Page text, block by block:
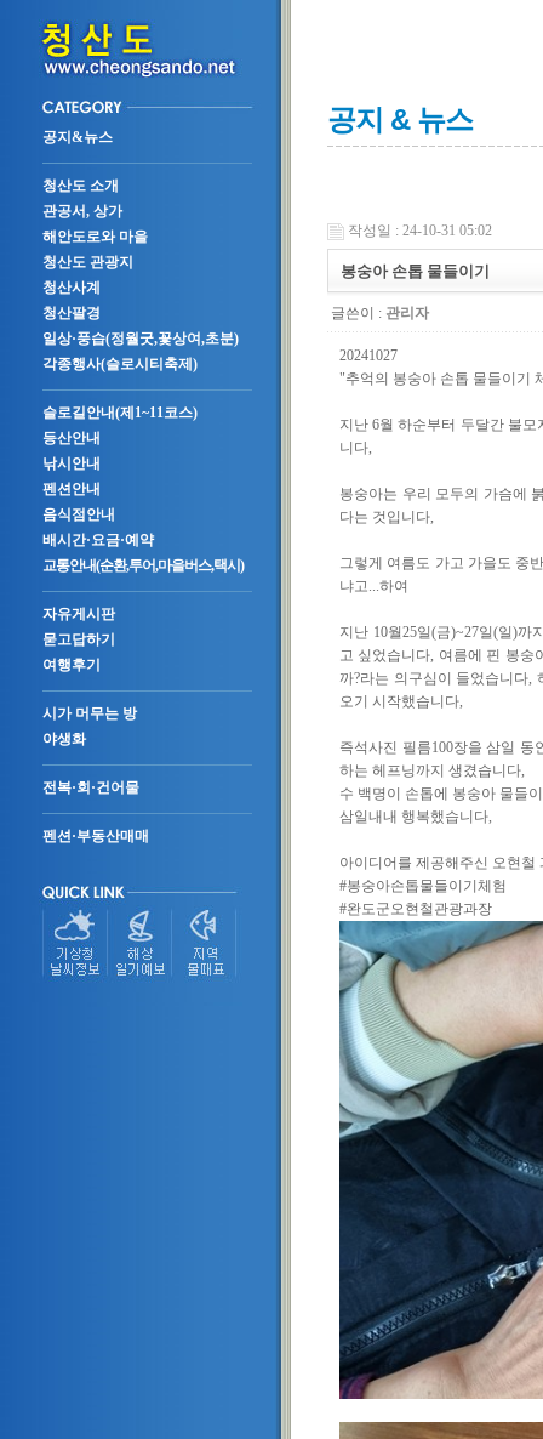
공지&뉴스
청산도 소개
관공서, 상가
해안도로와 마을
청산도 관광지
청산사계
청산팔경
일상·풍습(정월굿,꽃상여,초분)
각종행사(슬로시티축제)
슬로길안내(제1~11코스)
등산안내
낚시안내
펜션안내
음식점안내
배시간·요금·예약
교통안내(순환,투어,마을버스,택시)
자유게시판
묻고답하기
여행후기
시가 머무는 방
야생화
전복·회·건어물
펜션·부동산매매
공지 & 뉴스
작성일 : 24-10-31 05:02
봉숭아 손톱 물들이기
글쓴이 : 관리자
20241027
"추억의 봉숭아 손톱 물들이기
지난 6월 하순부터 두달간 불
니다,
봉숭아는 우리 모두의 가슴에
다는 것입니다,
그렇게 여름도 가고 가을도 중
냐고...하여
지난 10월25일(금)~27일(일)
고 싶었습니다, 여름에 핀 봉
까?라는 의구심이 들었습니다,
오기 시작했습니다,
즉석사진 필름100장을 삼일
하는 헤프닝까지 생겼습니다,
수 백명이 손톱에 봉숭아 물들
삼일내내 행복했습니다,
아이디어를 제공해주신 오현
#봉숭아손톱물들이기체험
#완도군오현철관광과장